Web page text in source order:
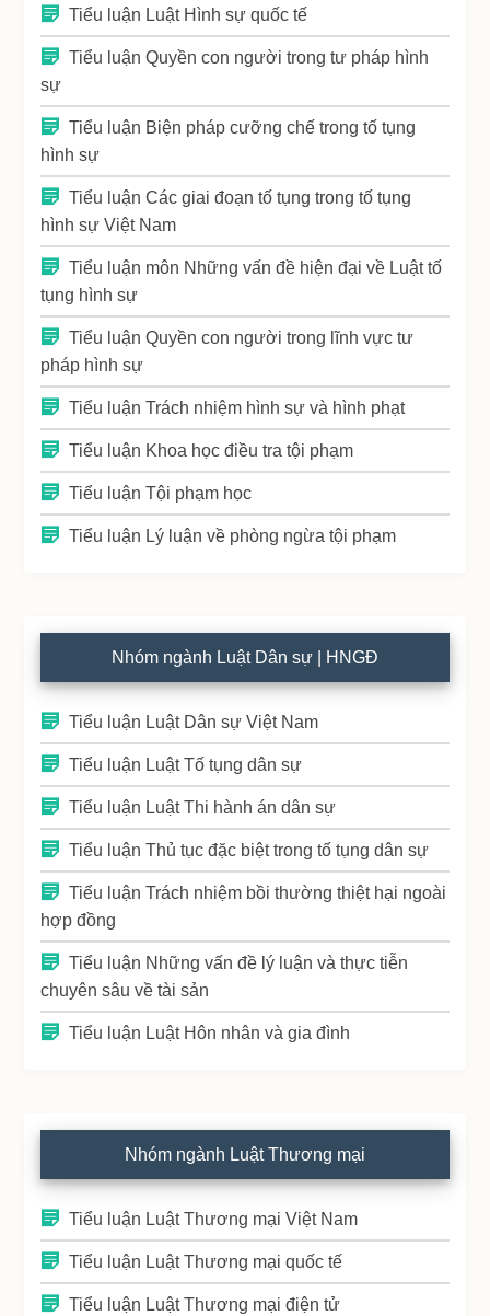
Tiểu luận Luật Hình sự quốc tế
Tiểu luận Quyền con người trong tư pháp hình
sự
Tiểu luận Biện pháp cưỡng chế trong tố tụng
hình sự
Tiểu luận Các giai đoạn tố tụng trong tố tụng
hình sự Việt Nam
Tiểu luận môn Những vấn đề hiện đại về Luật tố
tụng hình sự
Tiểu luận Quyền con người trong lĩnh vực tư
pháp hình sự
Tiểu luận Trách nhiệm hình sự và hình phạt
Tiểu luận Khoa học điều tra tội phạm
Tiểu luận Tội phạm học
Tiểu luận Lý luận về phòng ngừa tội phạm
Nhóm ngành Luật Dân sự | HNGĐ
Tiểu luận Luật Dân sự Việt Nam
Tiểu luận Luật Tố tụng dân sự
Tiểu luận Luật Thi hành án dân sự
Tiểu luận Thủ tục đặc biệt trong tố tụng dân sự
Tiểu luận Trách nhiệm bồi thường thiệt hại ngoài
hợp đồng
Tiểu luận Những vấn đề lý luận và thực tiễn
chuyên sâu về tài sản
Tiểu luận Luật Hôn nhân và gia đình
Nhóm ngành Luật Thương mại
Tiểu luận Luật Thương mại Việt Nam
Tiểu luận Luật Thương mại quốc tế
Tiểu luận Luật Thương mại điện tử